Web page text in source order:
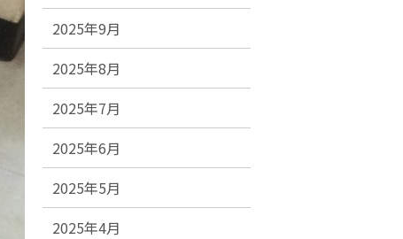
2025年9月
2025年8月
2025年7月
2025年6月
2025年5月
2025年4月